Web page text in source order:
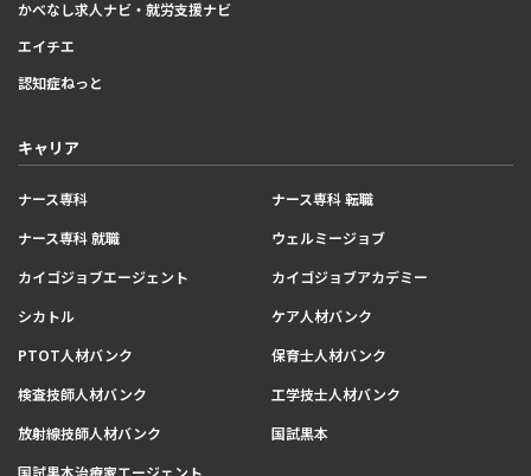
かべなし求人ナビ・就労支援ナビ
エイチエ
認知症ねっと
キャリア
ナース専科
ナース専科 転職
ナース専科 就職
ウェルミージョブ
カイゴジョブエージェント
カイゴジョブアカデミー
シカトル
ケア人材バンク
PTOT人材バンク
保育士人材バンク
検査技師人材バンク
工学技士人材バンク
放射線技師人材バンク
国試黒本
国試黒本治療家エージェント